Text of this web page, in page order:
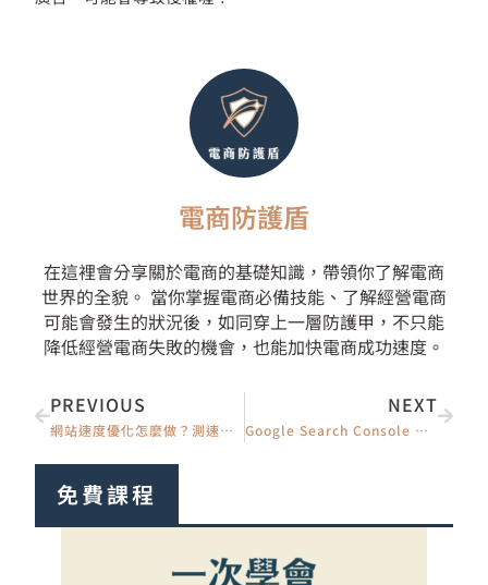
電商防護盾
在這裡會分享關於電商的基礎知識，帶領你了解電商
世界的全貌。 當你掌握電商必備技能、了解經營電商
可能會發生的狀況後，如同穿上一層防護甲，不只能
降低經營電商失敗的機會，也能加快電商成功速度。
上一頁
PREVIOUS
網站速度優化怎麼做？測速工具 × 7 大方法 × 快取外掛一次搞定
NEXT
Google Search Console 怎麼用？把網站提交給 Google、加速收錄教學
下一篇
免費課程